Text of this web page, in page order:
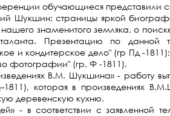
обучающиеся представили
Шукшин: страницы яркой
нашего знаменитого земляка, о
Презентацию по данной
и кондитерское дело" (гр Пд -
фотографии" (гр. Ф -1811).
В.М. Шукшина» - работу
которая в произведениях
деревенскую кухню.
- в соответствии с заявленной